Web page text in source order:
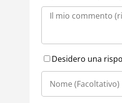
Desidero una